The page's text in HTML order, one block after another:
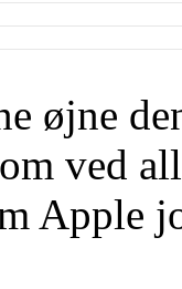
øjne
ved
Apple